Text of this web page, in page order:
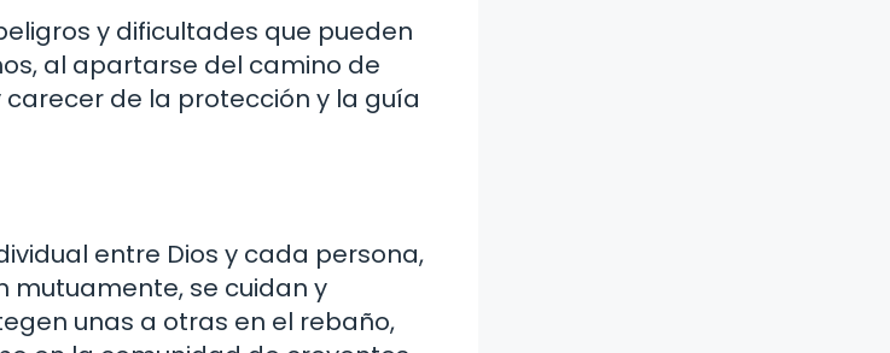
y dificultades que pueden
al apartarse del camino de
de la protección y la guía
entre Dios y cada persona,
mutuamente, se cuidan y
unas a otras en el rebaño,